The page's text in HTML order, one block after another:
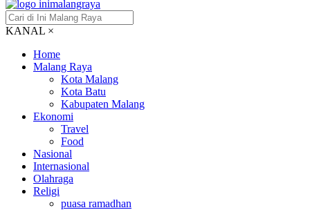
KANAL ×
Home
Malang Raya
Kota Malang
Kota Batu
Kabupaten Malang
Ekonomi
Travel
Food
Nasional
Internasional
Olahraga
Religi
puasa ramadhan